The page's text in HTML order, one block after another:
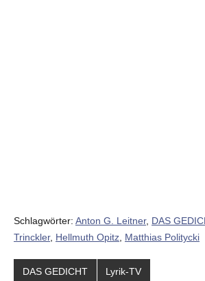
Schlagwörter: Anton G. Leitner, DAS
Trinckler, Hellmuth Opitz Matthias Politycki
DAS GEDICHT Lyrik-TV